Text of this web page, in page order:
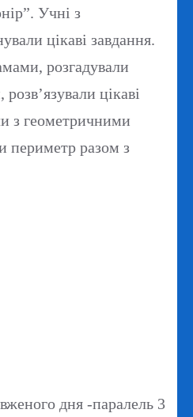
Учні з
цікаві завдання.
розгадували
цікаві
з геометричними
периметр разом з
дня -паралель 3